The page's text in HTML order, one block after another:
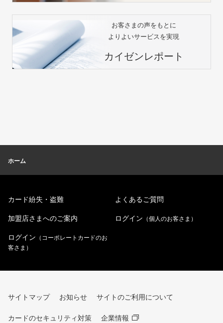
お客さまの声をもとに
よりよいサービスを実現
カイゼンレポート
ホーム
カード紛失・盗難
よくあるご質問
加盟店さまへのご案内
ログイン （個人のお客さま）
ログイン （コーポレートカードのお
客さま）
サイトマップ お知らせ サイトのご利用について
カードのセキュリティ対策 企業情報